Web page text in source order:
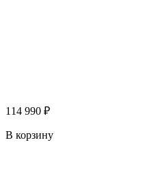
114 990 ₽
В корзину